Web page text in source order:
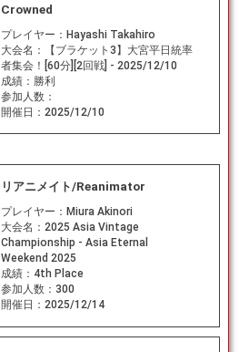
Crowned
プレイヤー： Hayashi Takahiro
大会名：
【ブラケット3】大宮平日統率
者集会！[60分][2回戦] - 2025/12/10
成績： 勝利
参加人数：
開催日： 2025/12/10
リアニメイト/Reanimator
プレイヤー： Miura Akinori
大会名： 2025 Asia Vintage
Championship - Asia Eternal
Weekend 2025
成績： 4th Place
参加人数： 300
開催日： 2025/12/14